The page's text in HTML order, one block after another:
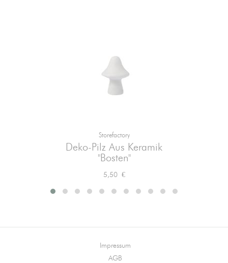
Storefactory
Deko-Pilz Aus Keramik
"Bosten"
Preis
5,50 €
Impressum
AGB